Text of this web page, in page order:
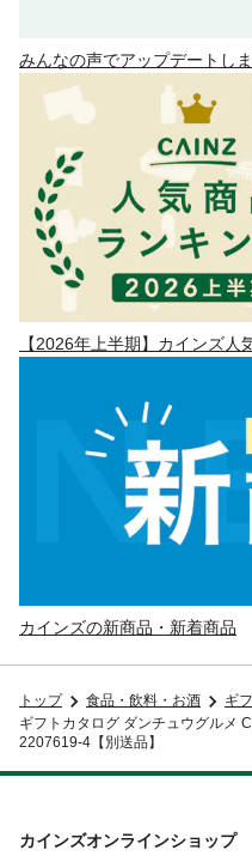
みんなの声でアップデートし
【2026年上半期】カインズ人
カインズの新商品・新着商品
トップ 食品・飲料・お酒 ギ
ギフトカタログ ダンチュウグルメ
2207619-4【別送品】
カインズオンラインショップ